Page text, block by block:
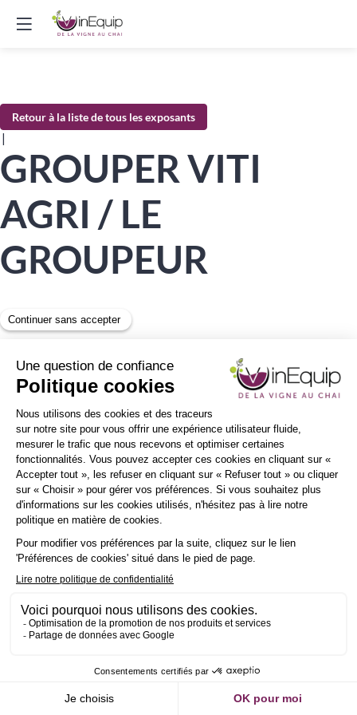
Retour à la liste de tous les exposants
|
GROUPER VITI
AGRI / LE
GROUPEUR
INSCRIPTIONNEWSLETTER